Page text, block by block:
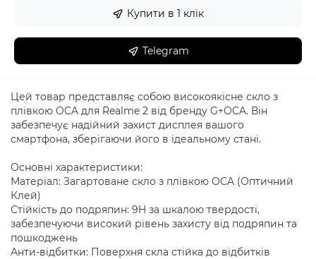
Купити в 1 клік
Telegram
Цей товар представляє собою високоякісне скло з
плівкою OCA для Realme 2 від бренду G+OCA. Він
забезпечує надійний захист дисплея вашого
смартфона, зберігаючи його в ідеальному стані.
Основні характеристики:
Матеріал: Загартоване скло з плівкою OCA (Оптичний
Клей)
Стійкість до подряпин: 9H за шкалою твердості,
забезпечуючи високий рівень захисту від подряпин та
пошкоджень
Анти-відбитки: Поверхня скла стійка до відбитків